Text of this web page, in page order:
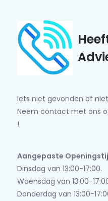
Iets niet gevonden of
Neem contact met ons
!
Aangepaste
Dinsdag van 13:00-17:00.
Woensdag van 13:00-
Donderdag van 13:00-